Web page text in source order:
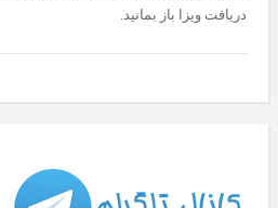
دریافت ویزا باز بمانید.